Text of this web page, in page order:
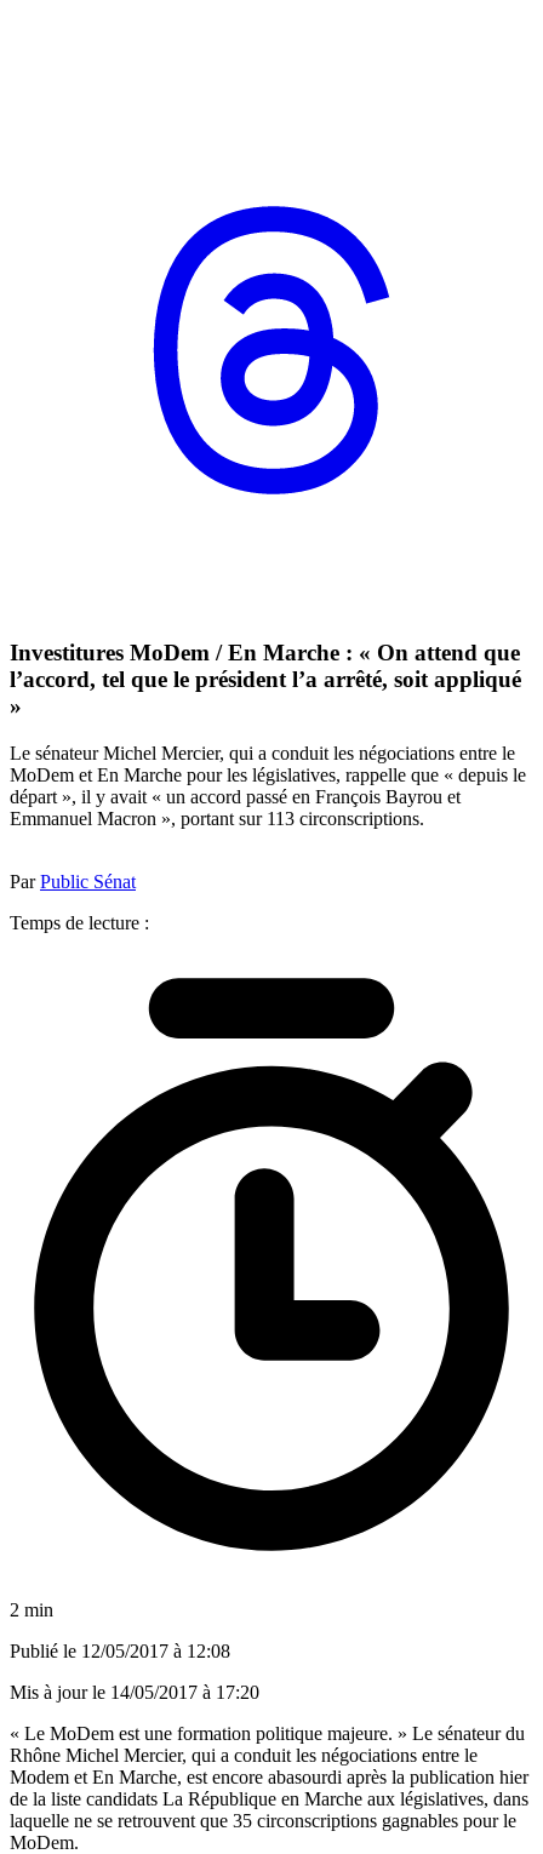
Investitures MoDem / En Marche : « On attend que
l’accord, tel que le président l’a arrêté, soit appliqué
»
Le sénateur Michel Mercier, qui a conduit les négociations entre le
MoDem et En Marche pour les législatives, rappelle que « depuis le
départ », il y avait « un accord passé en François Bayrou et
Emmanuel Macron », portant sur 113 circonscriptions.
ParPublic Sénat
Temps de lecture :
2 min
Publié le 12/05/2017 à 12:08
Mis à jour le 14/05/2017 à 17:20
« Le MoDem est une formation politique majeure. » Le sénateur du
Rhône Michel Mercier, qui a conduit les négociations entre le
Modem et En Marche, est encore abasourdi après la publication hier
de la liste candidats La République en Marche aux législatives, dans
laquelle ne se retrouvent que 35 circonscriptions gagnables pour le
MoDem.